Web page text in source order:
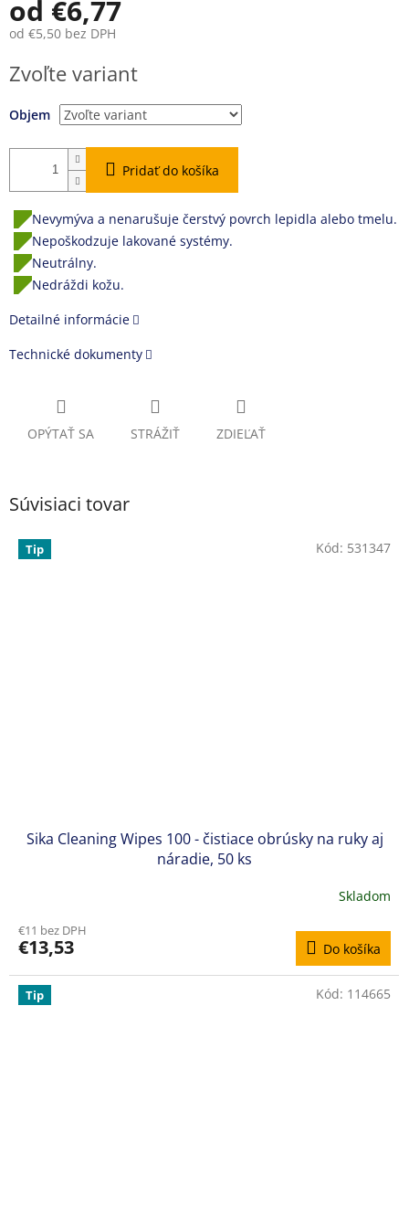
od €6,77
od €5,50 bez DPH
cena:
Zvoľte variant
Objem
Pridať do košíka
Nevymýva a nenarušuje čerstvý povrch lepidla alebo tmelu.
Nepoškodzuje lakované systémy.
Neutrálny.
Nedráždi kožu.
Detailné informácie
Technické dokumenty
OPÝTAŤ SA STRÁŽIŤ ZDIEĽAŤ
Súvisiaci tovar
Tip
Sika Cleaning Wipes 100 - čistiace obrúsky na ruky aj
náradie, 50 ks
Skladom
€11 bez DPH
€13,53 Do košíka
Kód: 531347
Tip Kód: 114665